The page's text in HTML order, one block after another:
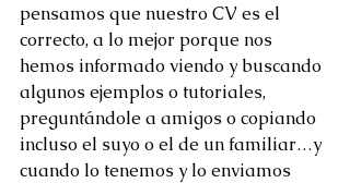
pensamos que nuestro CV es el
correcto, a lo mejor porque nos
hemos informado viendo y buscando
algunos ejemplos o tutoriales,
preguntándole a amigos o copiando
incluso el suyo o el de un familiar…y
cuando lo tenemos y lo enviamos